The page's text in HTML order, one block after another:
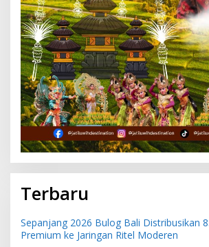
Terbaru
Sepanjang 2026 Bulog Bali Distribusikan
Premium ke Jaringan Ritel Moderen